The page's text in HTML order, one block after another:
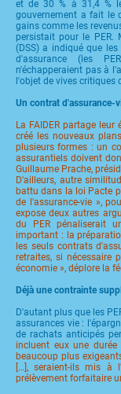
et de 30 % à 31,4 %
gouvernement a fait le
gains comme les
persistait pour le PER.
(DSS) a indiqué que
d'assurance (les
n'échapperaient pas à
l'objet de vives critiques
Un contrat d'assurance-
La FAIDER partage
créé les nouveaux
plusieurs formes : un
assurantiels doivent
Guillaume Prache,
D'ailleurs, autre
battu dans la loi Pacte
de l'assurance-vie »,
expose deux autres
du PER pénaliserait
important : la
les seuls contrats
retraites, si nécessaire
économie », déplore la
Déjà une contrainte
D'autant plus que les
assurances vie :
de rachats anticipés
incluent eux une
beaucoup plus
[…], seraient-ils mis à
prélèvement forfaitaire